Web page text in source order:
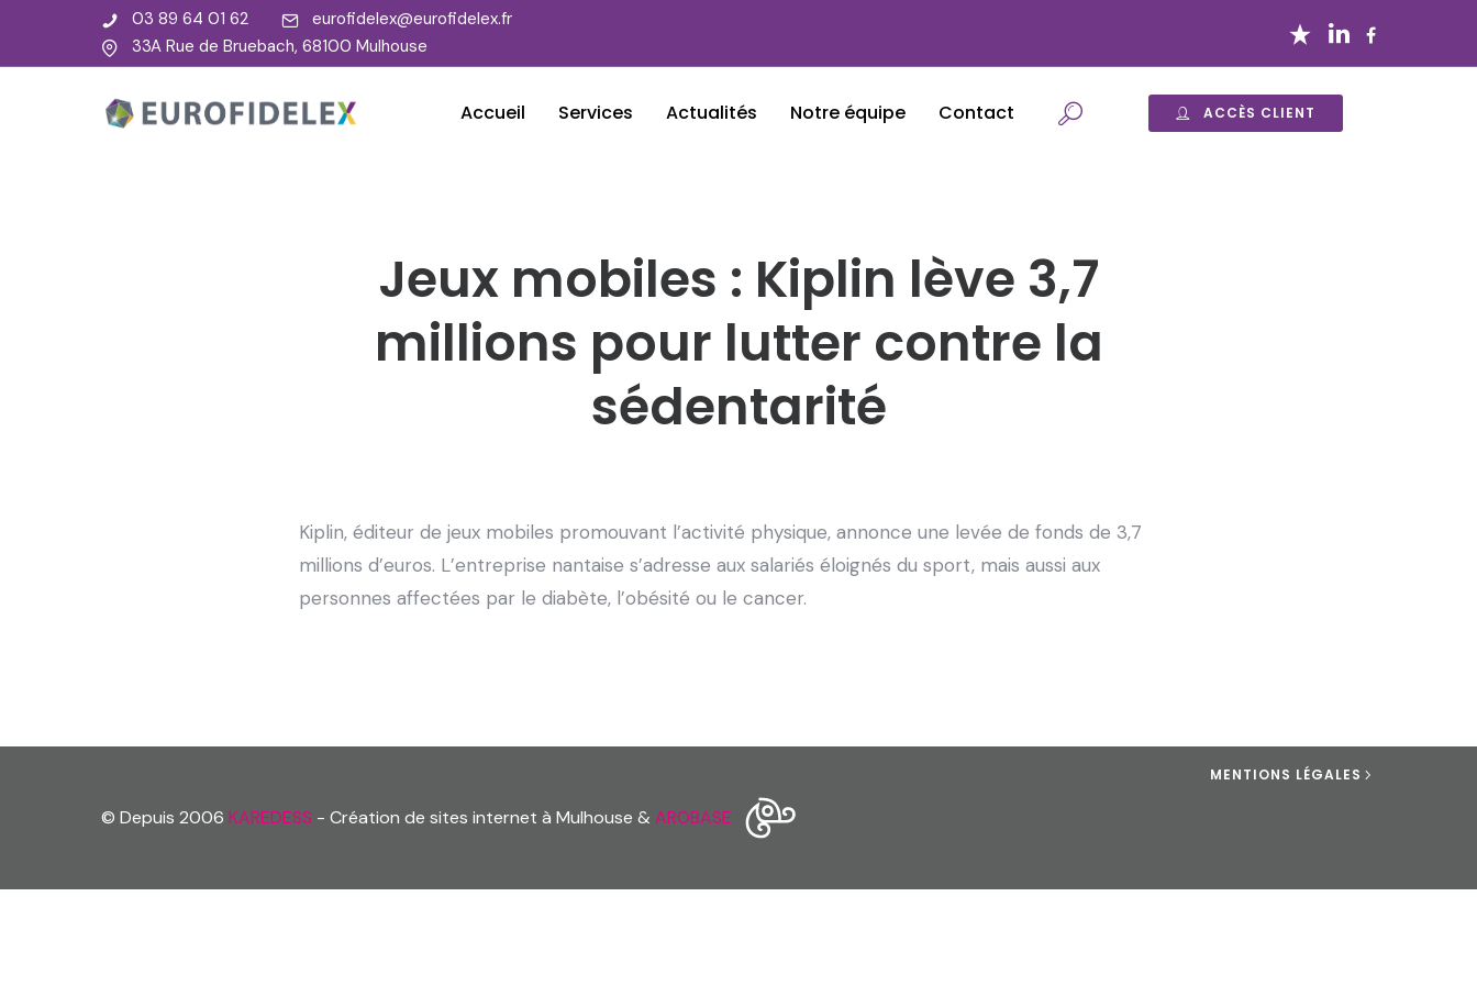
03 89 64 01 62
eurofidelex@eurofidelex.fr
33A Rue de Bruebach, 68100 Mulhouse
Accueil Services Actualités Notre équipe Contact ACCÈS CLIENT
Jeux mobiles : Kiplin lève 3,7
millions pour lutter contre la
sédentarité
Kiplin, éditeur de jeux mobiles promouvant l’activité physique, annonce une levée de fonds de 3,7
millions d’euros. L’entreprise nantaise s’adresse aux salariés éloignés du sport, mais aussi aux
personnes affectées par le diabète, l’obésité ou le cancer.
© Depuis 2006 KAREDESS - Création de sites internet à Mulhouse & AROBASE
MENTIONS LÉGALES